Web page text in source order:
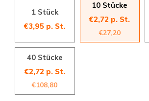
1 Stück
€3,95 p. St.
10 Stücke
€2,72 p. St.
€27,20
40 Stücke
€2,72 p. St.
€108,80